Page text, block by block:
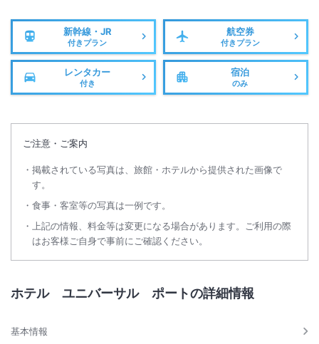
新幹線・JR
付きプラン
航空券
付きプラン
レンタカー
付き
宿泊
のみ
ご注意・ご案内
掲載されている写真は、旅館・ホテルから提供された画像で
す。
食事・客室等の写真は一例です。
上記の情報、料金等は変更になる場合があります。ご利用の際
はお客様ご自身で事前にご確認ください。
ホテル ユニバーサル ポートの詳細情報
基本情報